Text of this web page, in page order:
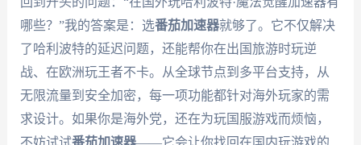
哪些？”我的答案是：选番茄加速器就够了。它不仅解决
了哈利波特的延迟问题，还能帮你在出国旅游时玩逆
战、在欧洲玩王者不卡。从全球节点到多平台支持，从
无限流量到安全加密，每一项功能都针对海外玩家的需
求设计。如果你是海外党，还在为玩国服游戏而烦恼，
不妨试试番茄加速器——它会让你找回在国内玩游戏的